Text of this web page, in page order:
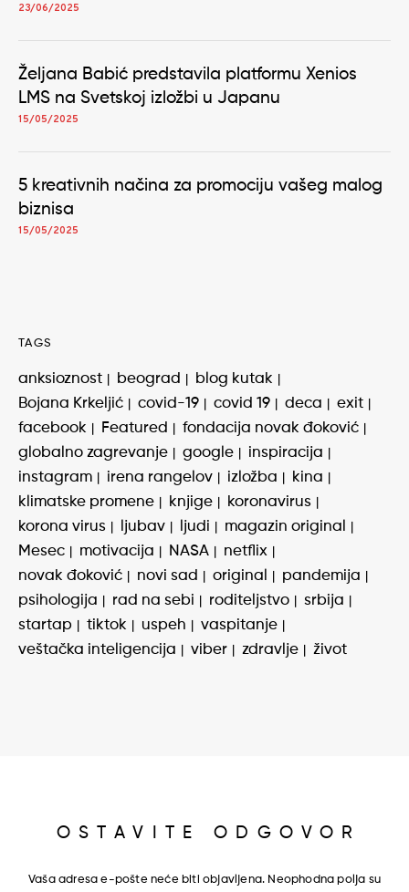
23/06/2025
Željana Babić predstavila platformu Xenios
LMS na Svetskoj izložbi u Japanu
15/05/2025
5 kreativnih načina za promociju vašeg malog
biznisa
15/05/2025
TAGS
anksioznost beograd
blog kutak
Bojana Krkeljić
covid-19 covid 19 deca
exit
facebook
Featured
fondacija novak đoković
globalno zagrevanje
google
inspiracija
instagram
irena rangelov izložba
kina
klimatske promene
knjige
koronavirus
korona virus
ljubav ljudi
magazin original
Mesec
motivacija NASA
netflix
novak đoković
novi sad original
pandemija
psihologija
rad na sebi roditeljstvo
srbija
startap
tiktok uspeh
vaspitanje
veštačka inteligencija
viber zdravlje život
OSTAVITE ODGOVOR
Vaša adresa e-pošte neće biti objavljena. Neophodna polja su